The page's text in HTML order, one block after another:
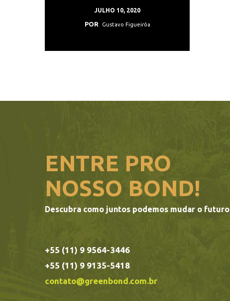
JULHO 10, 2020
POR Gustavo Figueirôa
ENTRE PRO
NOSSO BOND!
Descubra como juntos podemos mudar o futuro
+55 (11) 9 9564-3446
+55 (11) 9 9135-5418
contato@greenbond.com.br